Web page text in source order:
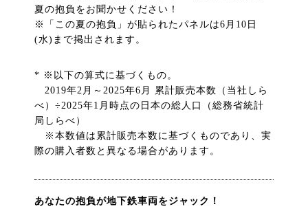
夏の抱負をお聞かせください！
※「この夏の抱負」が貼られたパネルは6月10日
(水)まで掲出されます。
* ※以下の算式に基づくもの。
2019年2月～2025年6月 累計販売本数（当社しら
べ）÷2025年1月時点の日本の総人口（総務省統計
局しらべ）
※本数値は累計販売本数に基づくものであり、実
際の購入者数と異なる場合があります。
あなたの抱負が地下鉄車両をジャック！